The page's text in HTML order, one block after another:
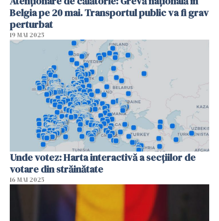
Belgia pe 20 mai. Transportul public va fi grav
perturbat
19 MAI 2025
Unde votez: Harta interactivă a secțiilor de
votare din străinătate
16 MAI 2025